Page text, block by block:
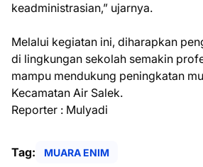
keadministrasian,” ujarnya.
Melalui kegiatan ini, diharapkan
di lingkungan sekolah semakin
mampu mendukung peningkatan
Kecamatan Air Salek.
Reporter : Mulyadi
Tag: MUARA ENIM